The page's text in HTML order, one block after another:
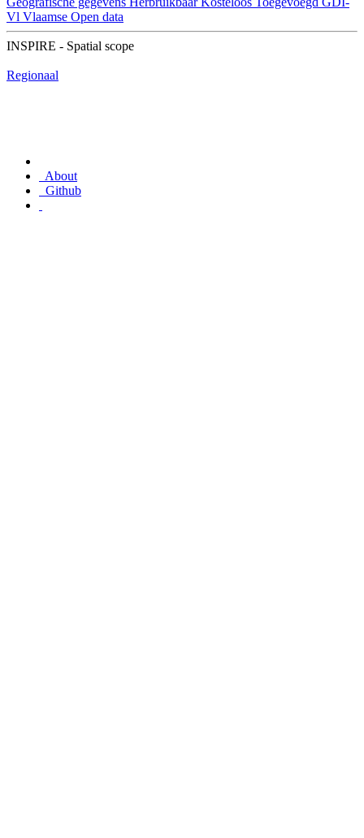
Vl Vlaamse Open data
INSPIRE - Spatial scope
Regionaal
About
Github